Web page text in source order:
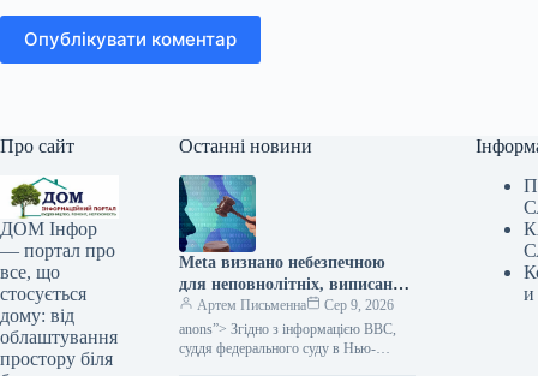
Опублікувати коментар
Про сайт
ДОМ Інфор
— портал про
все, що
стосується
дому: від
облаштування
простору біля
Останні новини
Meta визнано небезпечною
для неповнолітніх, виписано
штраф у розмірі 567
мільйонів доларів та
накладено суворі
Артем Письменна
Сер 9, 2026
anons”> Згідно з інформацією BBC,
суддя федерального суду в Нью-
и